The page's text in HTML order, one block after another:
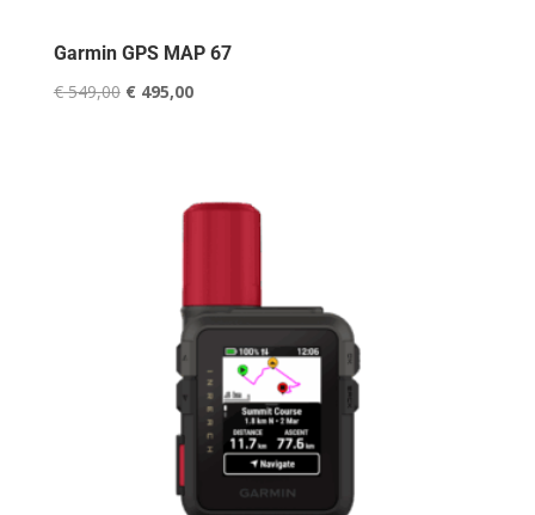
Garmin GPS MAP 67
€549,00 Il
€ 549,00.
€495,00Il
€ 495,00.